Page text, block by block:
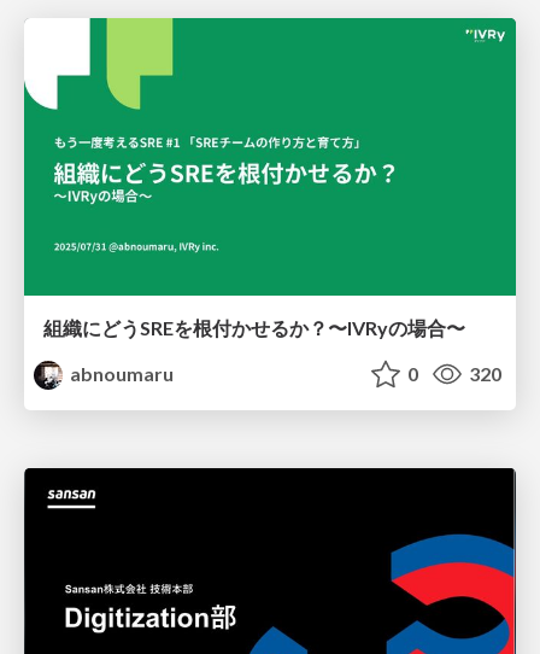
組織にどうSREを根付かせるか？〜IVRyの場合〜
abnoumaru
0 320